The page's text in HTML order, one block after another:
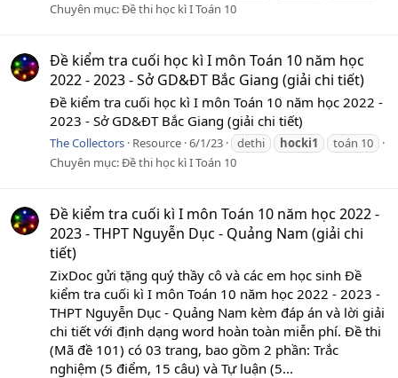
Chuyên mục:Đề thi học kì I Toán 10
Đề kiểm tra cuối học kì I môn Toán 10 năm học
2022 - 2023 - Sở GD&ĐT Bắc Giang (giải chi tiết)
Đề kiểm tra cuối học kì I môn Toán 10 năm học 2022 -
2023 - Sở GD&ĐT Bắc Giang (giải chi tiết)
The Collectors Resource 6/1/23 dethi hocki1
toán 10
Chuyên mục:Đề thi học kì I Toán 10
Đề kiểm tra cuối kì I môn Toán 10 năm học 2022 -
2023 - THPT Nguyễn Dục - Quảng Nam (giải chi
tiết)
ZixDoc gửi tặng quý thầy cô và các em học sinh Đề
kiểm tra cuối kì I môn Toán 10 năm học 2022 - 2023 -
THPT Nguyễn Dục - Quảng Nam kèm đáp án và lời giải
chi tiết với định dạng word hoàn toàn miễn phí. Đề thi
(Mã đề 101) có 03 trang, bao gồm 2 phần: Trắc
nghiệm (5 điểm, 15 câu) và Tự luận (5...